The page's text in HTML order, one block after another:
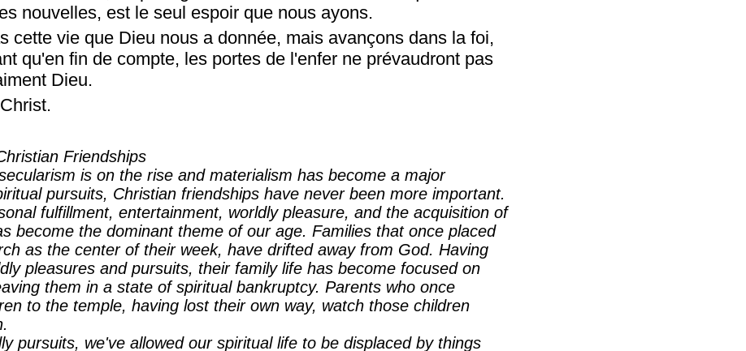
nouvelles, est le seul espoir que nous ayons.
cette vie que Dieu nous a donnée, mais avançons dans la foi,
qu'en fin de compte, les portes de l'enfer ne prévaudront pas
Dieu.
Friendships
is on the rise and materialism has become a major
pursuits, Christian friendships have never been more important.
fulfillment, entertainment, worldly pleasure, and the acquisition of
become the dominant theme of our age. Families that once placed
as the center of their week, have drifted away from God. Having
pleasures and pursuits, their family life has become focused on
them in a state of spiritual bankruptcy. Parents who once
to the temple, having lost their own way, watch those children
pursuits, we've allowed our spiritual life to be displaced by things